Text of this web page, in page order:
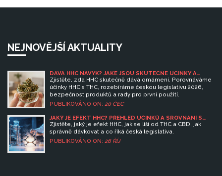
NEJNOVĚJŠÍ AKTUALITY
DÁVÁ HHC NÁVYK? JAKÉ JSOU SKUTEČNÉ ÚČINKY A
RIZIKA
Zjistěte, zda HHC skutečně dává omámení. Porovnáváme
účinky HHC s THC, rozebíráme českou legislativu 2026,
bezpečnost produktů a rady pro první použití.
PUBLIKOVÁNO ON: 20 ČEC
JAKÝ JE EFEKT HHC? PŘEHLED ÚČINKŮ A SROVNÁNÍ S
THC A CBD
Zjistěte, jaký je efekt HHC, jak se liší od THC a CBD, jak
správně dávkovat a co říká česká legislativa.
PUBLIKOVÁNO ON: 26 ŘÍJ